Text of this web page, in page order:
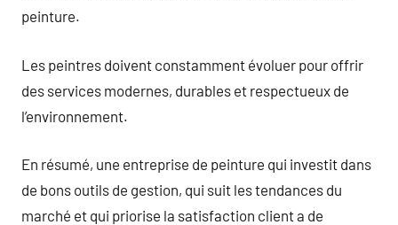
peinture.
Les peintres doivent constamment évoluer pour offrir
des services modernes, durables et respectueux de
l’environnement.
En résumé, une entreprise de peinture qui investit dans
de bons outils de gestion, qui suit les tendances du
marché et qui priorise la satisfaction client a de